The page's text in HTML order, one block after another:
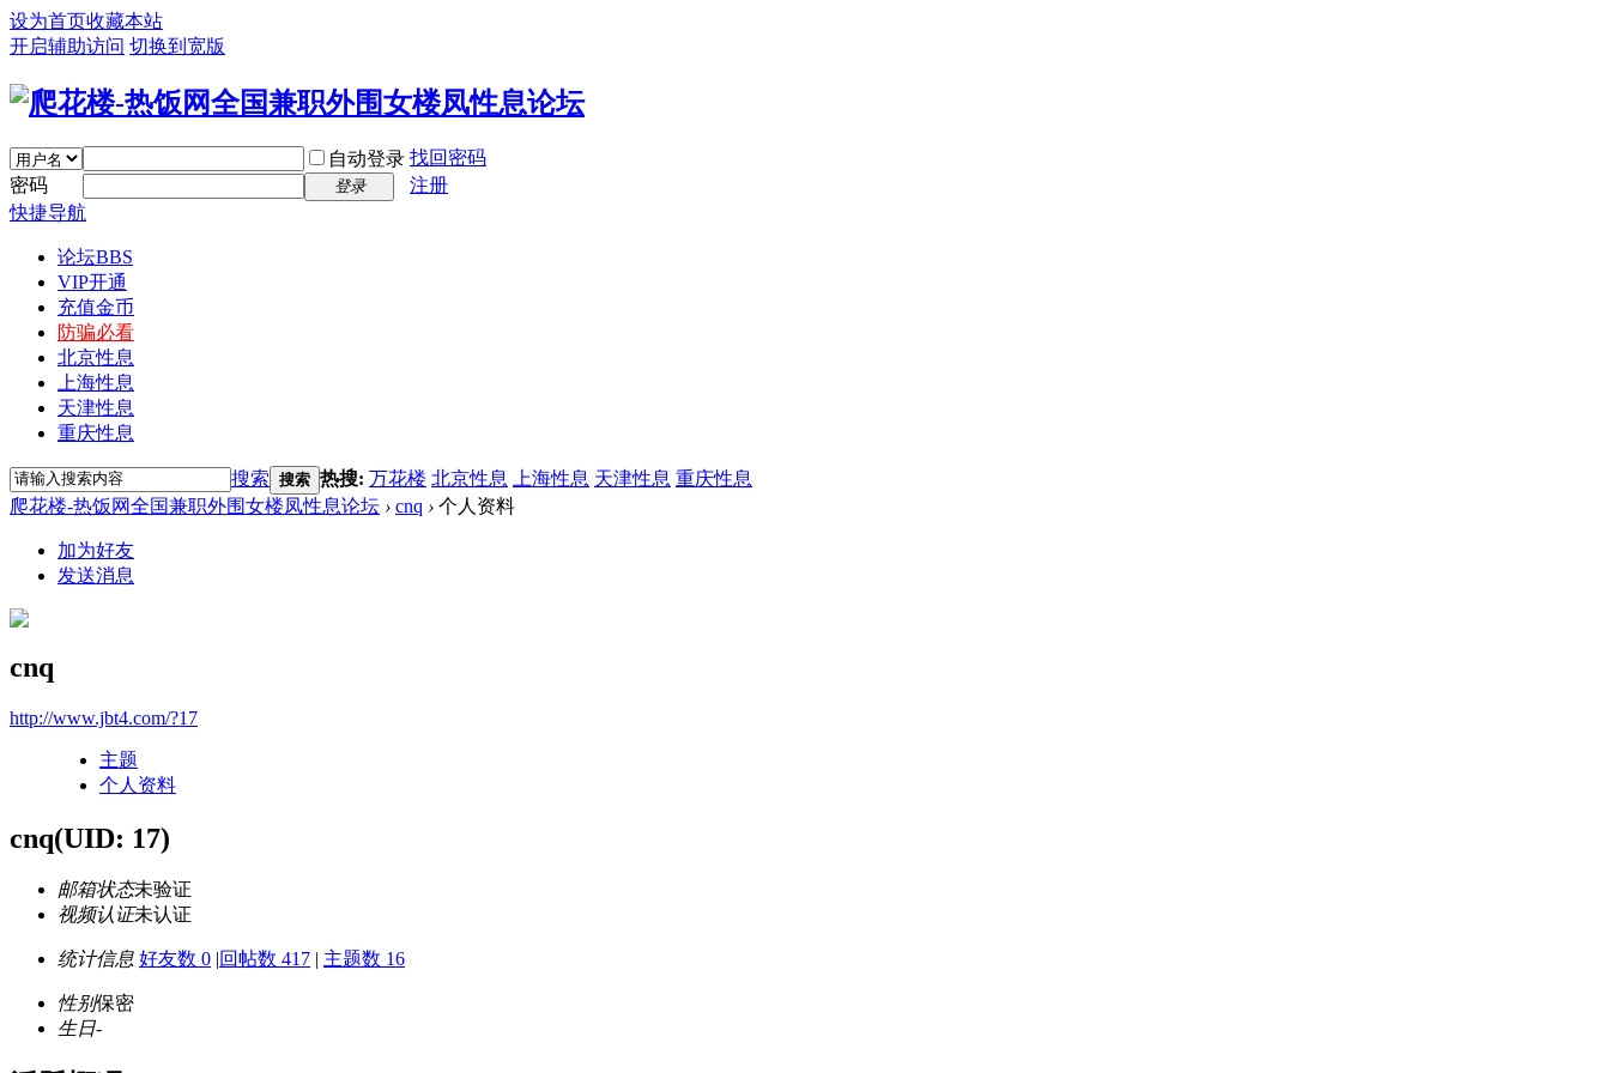
设为首页收藏本站
开启辅助访问 切换到宽版
自动登录 找回密码
密码
登录
注册
快捷导航
论坛BBS
VIP开通
充值金币
防骗必看
北京性息
上海性息
天津性息
重庆性息
搜索 搜索 热搜: 万花楼 北京性息 上海性息 天津性息 重庆性息
爬花楼-热饭网全国兼职外围女楼凤性息论坛 › cnq › 个人资料
加为好友
发送消息
cnq
http://www.jbt4.com/?17
主题
个人资料
cnq(UID: 17)
邮箱状态未验证
视频认证未认证
统计信息 好友数 0 |回帖数 417 | 主题数 16
性别保密
生日-